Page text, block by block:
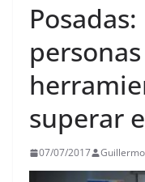
superar
07/07/2017